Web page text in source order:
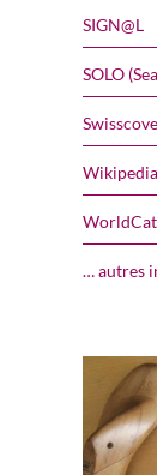
SIGN@L
SOLO
Wikipedia
WorldCat
… autres